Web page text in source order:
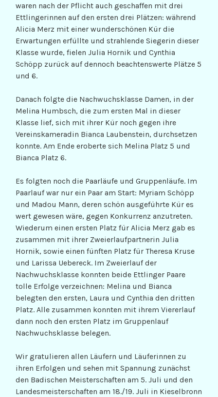
waren nach der Pflicht auch geschaffen mit drei
Ettlingerinnen auf den ersten drei Plätzen: während
Alicia Merz mit einer wunderschönen Kür die
Erwartungen erfüllte und strahlende Siegerin dieser
Klasse wurde, fielen Julia Hornik und Cynthia
Schöpp zurück auf dennoch beachtenswerte Plätze 5
und 6.
Danach folgte die Nachwuchsklasse Damen, in der
Melina Humbsch, die zum ersten Mal in dieser
Klasse lief, sich mit ihrer Kür noch gegen ihre
Vereinskameradin Bianca Laubenstein, durchsetzen
konnte. Am Ende eroberte sich Melina Platz 5 und
Bianca Platz 6.
Es folgten noch die Paarläufe und Gruppenläufe. Im
Paarlauf war nur ein Paar am Start: Myriam Schöpp
und Madou Mann, deren schön ausgeführte Kür es
wert gewesen wäre, gegen Konkurrenz anzutreten.
Wiederum einen ersten Platz für Alicia Merz gab es
zusammen mit ihrer Zweierlaufpartnerin Julia
Hornik, sowie einen fünften Platz für Theresa Kruse
und Larissa Uebereck. Im Zweierlauf der
Nachwuchsklasse konnten beide Ettlinger Paare
tolle Erfolge verzeichnen: Melina und Bianca
belegten den ersten, Laura und Cynthia den dritten
Platz. Alle zusammen konnten mit ihrem Viererlauf
dann noch den ersten Platz im Gruppenlauf
Nachwuchsklasse belegen.
Wir gratulieren allen Läufern und Läuferinnen zu
ihren Erfolgen und sehen mit Spannung zunächst
den Badischen Meisterschaften am 5. Juli und den
Landesmeisterschaften am 18./19. Juli in Kieselbronn